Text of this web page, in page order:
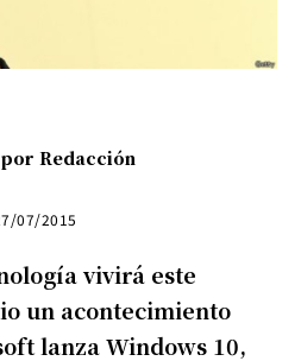
por Redacción
07/2015
vivirá este
un acontecimiento
lanza Windows 10,